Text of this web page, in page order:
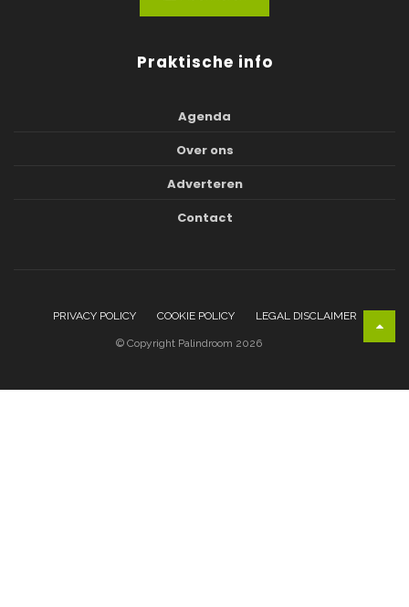
Praktische info
Agenda
Over ons
Adverteren
Contact
PRIVACY POLICY COOKIE POLICY LEGAL DISCLAIMER
© Copyright Palindroom 2026